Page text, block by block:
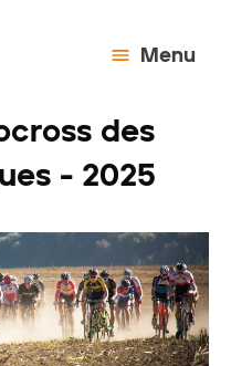
Menu
des
- 2025